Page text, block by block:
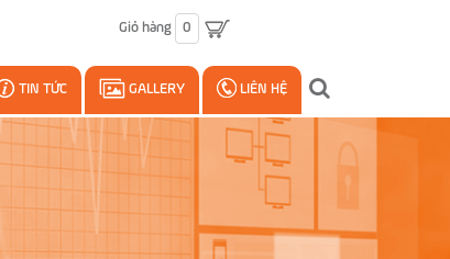
Giỏ hàng 0
TIN TỨC GALLERY LIÊN HỆ